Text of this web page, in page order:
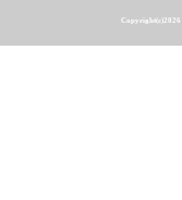
Copyright(c)2026